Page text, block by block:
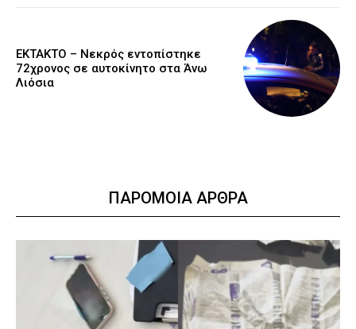
EKTAKTO – Νεκρός εντοπίστηκε
72χρονος σε αυτοκίνητο στα Άνω
Λιόσια
ΠΑΡΟΜΟΙΑ ΑΡΘΡΑ